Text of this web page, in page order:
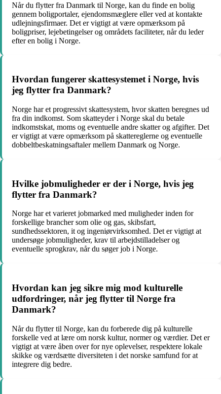
Når du flytter fra Danmark til Norge, kan du finde en bolig
gennem boligportaler, ejendomsmæglere eller ved at kontakte
udlejningsfirmaer. Det er vigtigt at være opmærksom på
boligpriser, lejebetingelser og områdets faciliteter, når du leder
efter en bolig i Norge.
Hvordan fungerer skattesystemet i Norge, hvis
jeg flytter fra Danmark?
Norge har et progressivt skattesystem, hvor skatten beregnes ud
fra din indkomst. Som skatteyder i Norge skal du betale
indkomstskat, moms og eventuelle andre skatter og afgifter. Det
er vigtigt at være opmærksom på skattereglerne og eventuelle
dobbeltbeskatningsaftaler mellem Danmark og Norge.
Hvilke jobmuligheder er der i Norge, hvis jeg
flytter fra Danmark?
Norge har et varieret jobmarked med muligheder inden for
forskellige brancher som olie og gas, skibsfart,
sundhedssektoren, it og ingeniørvirksomhed. Det er vigtigt at
undersøge jobmuligheder, krav til arbejdstilladelser og
eventuelle sprogkrav, når du søger job i Norge.
Hvordan kan jeg sikre mig mod kulturelle
udfordringer, når jeg flytter til Norge fra
Danmark?
Når du flytter til Norge, kan du forberede dig på kulturelle
forskelle ved at lære om norsk kultur, normer og værdier. Det er
vigtigt at være åben over for nye oplevelser, respektere lokale
skikke og værdsætte diversiteten i det norske samfund for at
integrere dig bedre.